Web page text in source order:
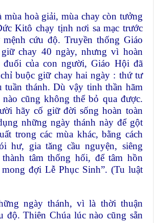
hoà giải, mùa chay còn tưởng
Kitô chạy tịnh nơi sa mạc trước
cứu độ. Truyền thống Giáo
chay 40 ngày, nhưng vì hoàn
đuối của con người, Giáo Hội đã
buộc giữ chay hai ngày : thứ tư
tuần thánh. Dù vậy tinh thần hãm
cũng không thể bỏ qua được.
hãy cố giữ đời sống hoàn toàn
những ngày thánh này để gột
trong các mùa khác, bằng cách
hư, gia tăng cầu nguyện, siêng
thành tâm thống hối, để tâm hồn
đợi Lễ Phục Sinh”. (Tu luật
ngày thánh, vì là thời thuận
độ. Thiên Chúa lúc nào cũng sẵn